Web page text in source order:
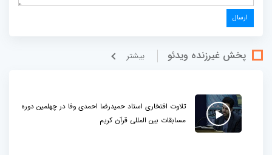
پخش غيرزنده ویدئو بيشتر
تلاوت افتخاری استاد حمیدرضا احمدی وفا در چهلمین دوره
مسابقات بین المللی قرآن کریم